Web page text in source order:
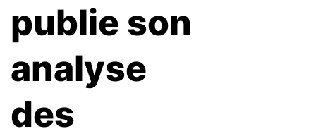
publie son
analyse
des